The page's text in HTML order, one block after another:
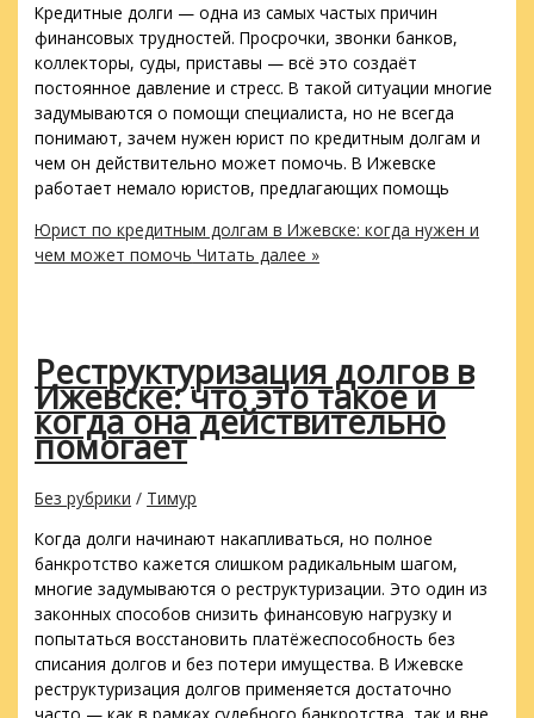
Кредитные долги — одна из самых частых причин
финансовых трудностей. Просрочки, звонки банков,
коллекторы, суды, приставы — всё это создаёт
постоянное давление и стресс. В такой ситуации многие
задумываются о помощи специалиста, но не всегда
понимают, зачем нужен юрист по кредитным долгам и
чем он действительно может помочь. В Ижевске
работает немало юристов, предлагающих помощь
Юрист по кредитным долгам в Ижевске: когда нужен и
чем может помочь Читать далее »
Реструктуризация долгов в
Ижевске: что это такое и
когда она действительно
помогает
Без рубрики / Тимур
Когда долги начинают накапливаться, но полное
банкротство кажется слишком радикальным шагом,
многие задумываются о реструктуризации. Это один из
законных способов снизить финансовую нагрузку и
попытаться восстановить платёжеспособность без
списания долгов и без потери имущества. В Ижевске
реструктуризация долгов применяется достаточно
часто — как в рамках судебного банкротства, так и вне